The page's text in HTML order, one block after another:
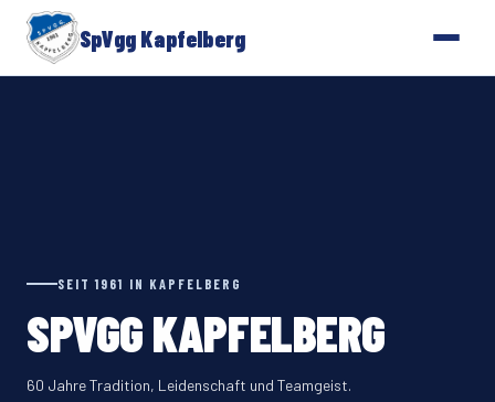
SpVgg Kapfelberg
SEIT 1961 IN KAPFELBERG
SPVGG KAPFELBERG
60 Jahre Tradition, Leidenschaft und Teamgeist.